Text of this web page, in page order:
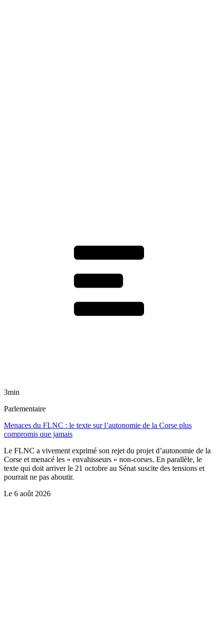
3min
Parlementaire
Menaces du FLNC : le texte sur l’autonomie de la Corse plus
compromis que jamais
Le FLNC a vivement exprimé son rejet du projet d’autonomie de la
Corse et menacé les « envahisseurs » non-corses. En parallèle, le
texte qui doit arriver le 21 octobre au Sénat suscite des tensions et
pourrait ne pas aboutir.
Le 6 août 2026